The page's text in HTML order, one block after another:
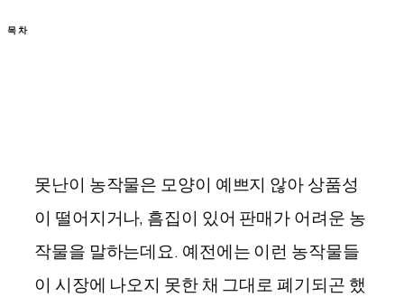
목차
못난이 농작물은 모양이 예쁘지 않아 상품성
이 떨어지거나, 흠집이 있어 판매가 어려운 농
작물을 말하는데요. 예전에는 이런 농작물들
이 시장에 나오지 못한 채 그대로 폐기되곤 했